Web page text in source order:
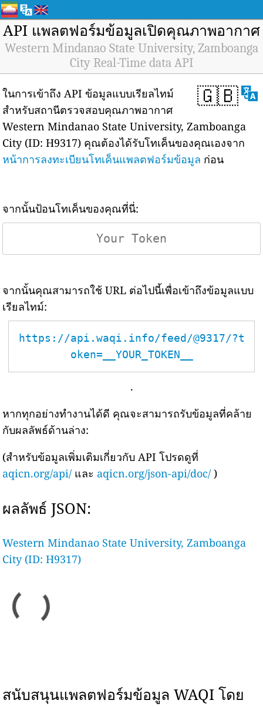
API แพลตฟอร์มข้อมูลเปิดคุณภาพอากาศ
Western Mindanao State University, Zamboanga
City Real-Time data API
🇬🇧
ในการเข้าถึง API ข้อมูลแบบเรียลไทม์
สำหรับสถานีตรวจสอบคุณภาพอากาศ
Western Mindanao State University, Zamboanga
City (ID: H9317) คุณต้องได้รับโทเค็นของคุณเองจาก
หน้าการลงทะเบียนโทเค็นแพลตฟอร์มข้อมูล ก่อน
จากนั้นป้อนโทเค็นของคุณที่นี่:
จากนั้นคุณสามารถใช้ URL ต่อไปนี้เพื่อเข้าถึงข้อมูลแบบ
เรียลไทม์:
https://api.waqi.info/feed/@9317/?t
oken=__YOUR_TOKEN__
.
หากทุกอย่างทำงานได้ดี คุณจะสามารถรับข้อมูลที่คล้าย
กับผลลัพธ์ด้านล่าง:
(สำหรับข้อมูลเพิ่มเติมเกี่ยวกับ API โปรดดูที่
aqicn.org/api/ และ aqicn.org/json-api/doc/ )
ผลลัพธ์ JSON:
Western Mindanao State University, Zamboanga
City (ID: H9317)
สนับสนุนแพลตฟอร์มข้อมูล WAQI โดย